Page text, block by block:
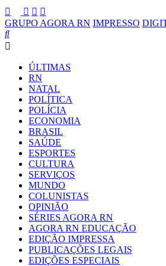
GRUPO AGORA RN IMPRESSO
ÚLTIMAS
RN
NATAL
POLÍTICA
POLÍCIA
ECONOMIA
BRASIL
SAÚDE
ESPORTES
CULTURA
SERVIÇOS
MUNDO
COLUNISTAS
OPINIÃO
SÉRIES AGORA RN
AGORA RN EDUCAÇÃO
EDIÇÃO IMPRESSA
PUBLICAÇÕES LEGAIS
EDIÇÕES ESPECIAIS